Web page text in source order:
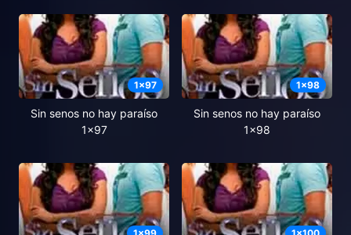
1x97
Sin senos no hay paraíso
1x97
1x98
Sin senos no hay paraíso
1x98